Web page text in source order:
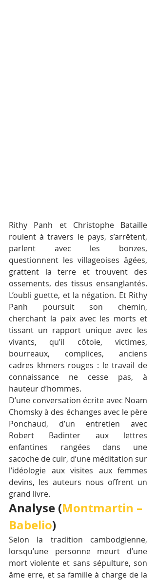
Rithy Panh et Christophe Bataille
roulent à travers le pays, s’arrêtent,
parlent avec les bonzes,
questionnent les villageoises âgées,
grattent la terre et trouvent des
ossements, des tissus ensanglantés.
L’oubli guette, et la négation. Et Rithy
Panh poursuit son chemin,
cherchant la paix avec les morts et
tissant un rapport unique avec les
vivants, qu’il côtoie, victimes,
bourreaux, complices, anciens
cadres khmers rouges : le travail de
connaissance ne cesse pas, à
hauteur d’hommes.
D’une conversation écrite avec Noam
Chomsky à des échanges avec le père
Ponchaud, d’un entretien avec
Robert Badinter aux lettres
enfantines rangées dans une
sacoche de cuir, d’une méditation sur
l’idéologie aux visites aux femmes
devins, les auteurs nous offrent un
grand livre.
Analyse (Montmartin –
Babelio)
Selon la tradition cambodgienne,
lorsqu’une personne meurt d’une
mort violente et sans sépulture, son
âme erre, et sa famille à charge de la